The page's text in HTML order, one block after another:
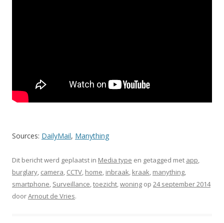
Sources: DailyMail, Manything
Dit bericht werd geplaatst in Media type en getagged met app,
burglary, camera, CCTV, home, inbraak, kraak, manything,
smartphone, Surveillance,toezicht,woning op 24 september 2014
doorArnout de Vries.